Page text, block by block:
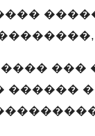
���
������